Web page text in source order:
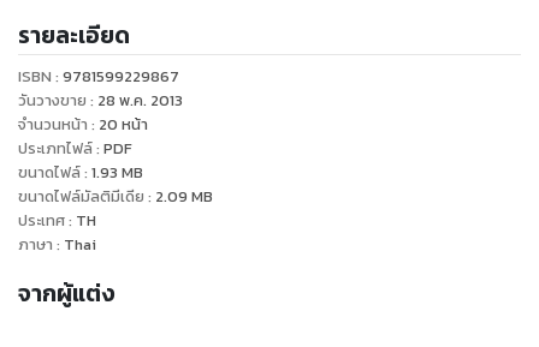
รายละเอียด
ISBN : 9781599229867
วันวางขาย : 28 พ.ค. 2013
จำนวนหน้า : 20 หน้า
ประเภทไฟล์: PDF
ขนาดไฟล์: 1.93 MB
ขนาดไฟล์มัลติมีเดีย : 2.09 MB
ประเทศ: TH
ภาษา : Thai
จากผู้แต่ง